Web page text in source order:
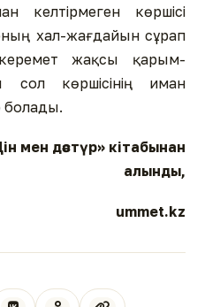
келтірмеген көршісі
хал-жағдайын сұрап
жақсы қарым-
сол көршісінің иман
болады.
мен дәстүр» кітабынан
алынды,
ummet.kz